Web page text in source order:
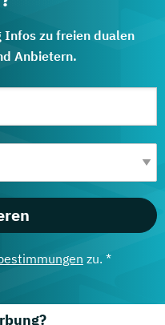
Infos zu freien dualen
Anbietern.
zu. *